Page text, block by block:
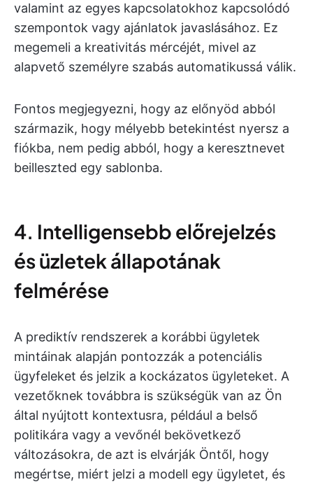
valamint az egyes kapcsolatokhoz kapcsolódó
szempontok vagy ajánlatok javaslásához. Ez
megemeli a kreativitás mércéjét, mivel az
alapvető személyre szabás automatikussá válik.
Fontos megjegyezni, hogy az előnyöd abból
származik, hogy mélyebb betekintést nyersz a
fiókba, nem pedig abból, hogy a keresztnevet
beilleszted egy sablonba.
4. Intelligensebb előrejelzés
és üzletek állapotának
felmérése
A prediktív rendszerek a korábbi ügyletek
mintáinak alapján pontozzák a potenciális
ügyfeleket és jelzik a kockázatos ügyleteket. A
vezetőknek továbbra is szükségük van az Ön
által nyújtott kontextusra, például a belső
politikára vagy a vevőnél bekövetkező
változásokra, de azt is elvárják Öntől, hogy
megértse, miért jelzi a modell egy ügyletet, és